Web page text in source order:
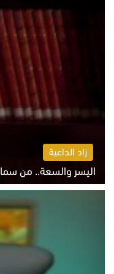
زاد الداعية
اليسر والسعة.. من
الثلاثاء 4 أغسطس 2026 12:56 م